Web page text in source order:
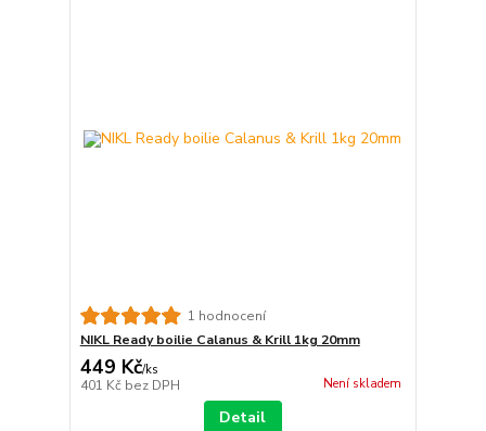
1 hodnocení
NIKL Ready boilie Calanus & Krill 1kg 20mm
449 Kč/ks
401 Kč bez DPH Není skladem
Detail